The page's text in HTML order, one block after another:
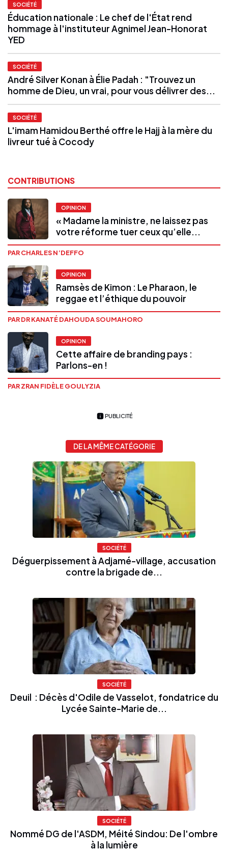
SOCIÉTÉ
Éducation nationale : Le chef de l'État rend
hommage à l'instituteur Agnimel Jean-Honorat
YED
SOCIÉTÉ
André Silver Konan à Élie Padah : "Trouvez un
homme de Dieu, un vrai, pour vous délivrer des...
SOCIÉTÉ
L'imam Hamidou Berthé offre le Hajj à la mère du
livreur tué à Cocody
CONTRIBUTIONS
OPINION
« Madame la ministre, ne laissez pas
votre réforme tuer ceux qu’elle...
PAR CHARLES N’DEFFO
OPINION
Ramsès de Kimon : Le Pharaon, le
reggae et l’éthique du pouvoir
PAR DR KANATÉ DAHOUDA SOUMAHORO
OPINION
Cette affaire de branding pays :
Parlons-en !
PAR ZRAN FIDÈLE GOULYZIA
PUBLICITÉ
DE LA MÊME CATÉGORIE
SOCIÉTÉ
Déguerpissement à Adjamé-village, accusation
contre la brigade de...
SOCIÉTÉ
Deuil : Décès d'Odile de Vasselot, fondatrice du
Lycée Sainte-Marie de...
SOCIÉTÉ
Nommé DG de l'ASDM, Méité Sindou: De l'ombre
à la lumière